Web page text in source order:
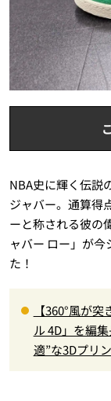
NBA史に輝く伝説
ジャバー。通算得
ーと称される彼の
ャバー ロー」が
た！
【360°風が
ル 4D」を編
適”な3Dプリ